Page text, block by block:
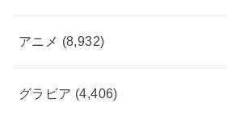
アニメ (8,932)
グラビア (4,406)